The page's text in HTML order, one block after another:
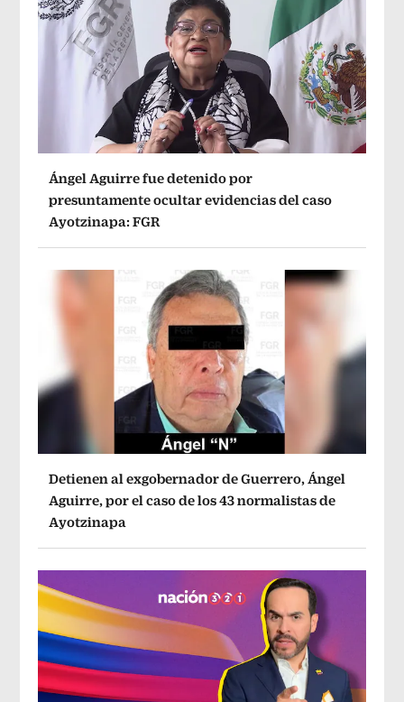
Ángel Aguirre fue detenido por
presuntamente ocultar evidencias del caso
Ayotzinapa: FGR
Detienen al exgobernador de Guerrero, Ángel
Aguirre, por el caso de los 43 normalistas de
Ayotzinapa